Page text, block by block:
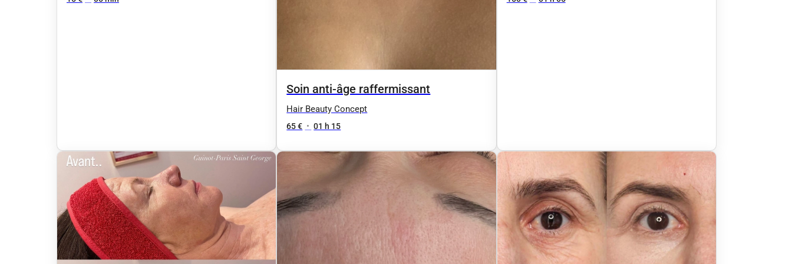
Soin anti-âge raffermissant
Hair Beauty Concept
65 € • 01 h 15